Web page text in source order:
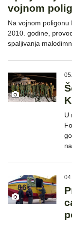
vojnom
Na vojnom
2010. godine,
spaljivanja
U